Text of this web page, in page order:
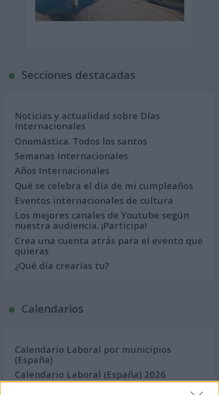
Secciones destacadas
Noticias y actualidad sobre Días
Internacionales
Onomástica. Todos los santos
Semanas Internacionales
Años Internacionales
Qué se celebra el día de mi cumpleaños
Eventos internacionales de cultura
Los mejores canales de Youtube según
nuestra audiencia. ¡Participa!
Crea una cuenta atrás para el evento que
quieras
¿Qué día crearías tu?
Calendarios
Calendario Laboral por municipios
(España)
Calendario Laboral (España) 2026